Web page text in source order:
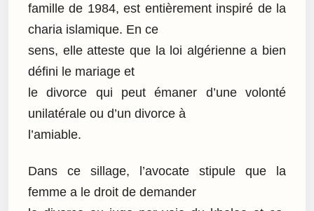
famille de 1984, est entièrement inspiré de la
charia islamique. En ce
sens, elle atteste que la loi algérienne a bien
défini le mariage et
le divorce qui peut émaner d’une volonté
unilatérale ou d’un divorce à
l’amiable.
Dans ce sillage, l’avocate stipule que la
femme a le droit de demander